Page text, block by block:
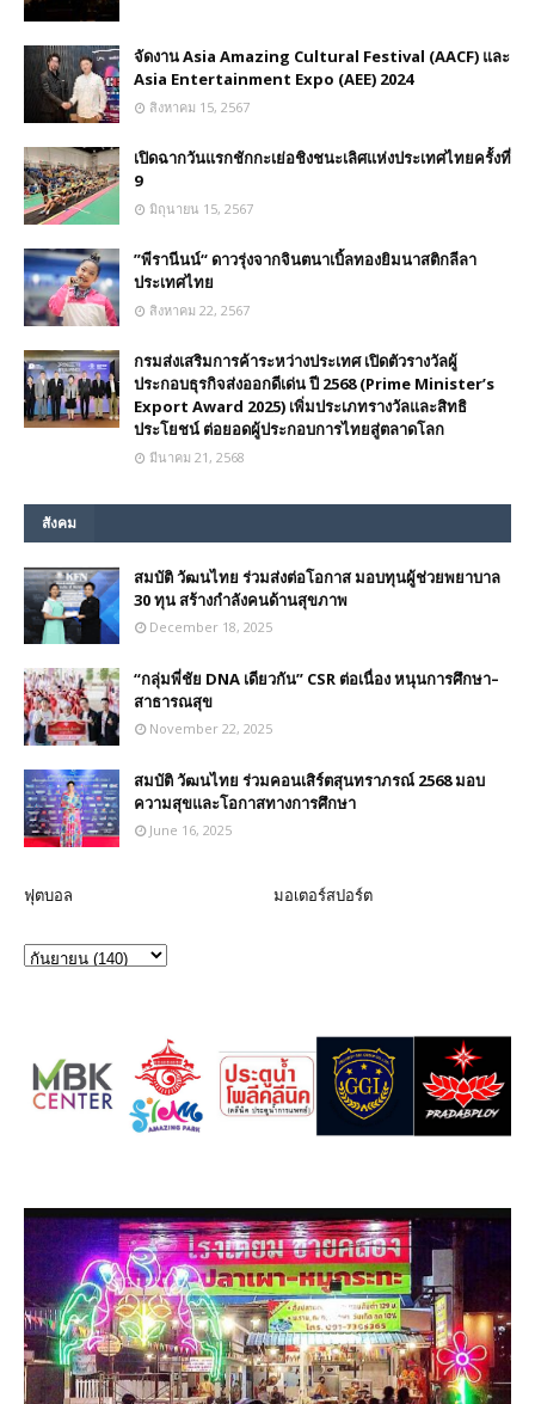
จัดงาน Asia Amazing Cultural Festival (AACF) และ
Asia Entertainment Expo (AEE) 2024
สิงหาคม 15, 2567
เปิดฉากวันแรกชักกะเย่อชิงชนะเลิศแห่งประเทศไทยครั้งที่
9
มิถุนายน 15, 2567
”พีรานีนน์“​ ดาวรุ่งจากจินตนาเบิ้ลทองยิมนาสติกลีลา
ประเทศไทย
สิงหาคม 22, 2567
กรมส่งเสริมการค้าระหว่างประเทศ เปิดตัวรางวัลผู้
ประกอบธุรกิจส่งออกดีเด่น ปี 2568 (Prime Minister’s
Export Award 2025) เพิ่มประเภทรางวัลและสิทธิ
ประโยชน์ ต่อยอดผู้ประกอบการไทยสู่ตลาดโลก
มีนาคม 21, 2568
สังคม
สมบัติ วัฒนไทย ร่วมส่งต่อโอกาส มอบทุนผู้ช่วยพยาบาล
30 ทุน สร้างกำลังคนด้านสุขภาพ
December 18, 2025
“กลุ่มพี่ชัย DNA เดียวกัน” CSR ต่อเนื่อง หนุนการศึกษา–
สาธารณสุข
November 22, 2025
สมบัติ วัฒนไทย ร่วมคอนเสิร์ตสุนทราภรณ์ 2568 มอบ
ความสุขและโอกาสทางการศึกษา
June 16, 2025
ฟุตบอล มอเตอร์สปอร์ต